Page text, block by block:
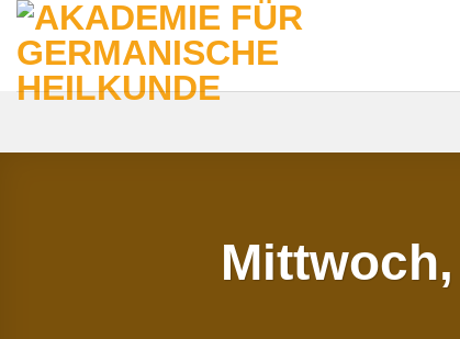
Zum
Inhalt
springen